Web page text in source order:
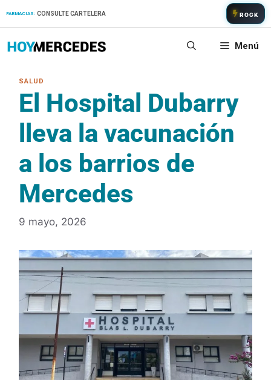
FARMACIAS: CONSULTE CARTELERA ROCK
Menú
El Hospital Dubarry
lleva la vacunación
a los barrios de
Mercedes
9 mayo, 2026